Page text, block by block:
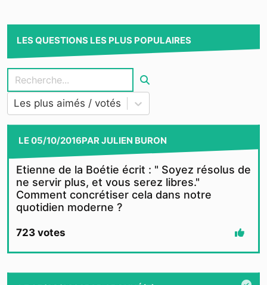
LES QUESTIONS LES PLUS POPULAIRES
Les plus aimés / votés
LE05/10/2016PARJULIEN BURON
Etienne de la Boétie écrit : " Soyez résolus de
ne servir plus, et vous serez libres."
Comment concrétiser cela dans notre
quotidien moderne ?
723 votes